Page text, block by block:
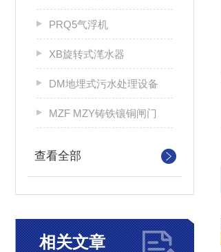
PRQ5气浮机
XB旋转式滗水器
DM地埋式污水处理设备
MZF MZY铸铁镶铜闸门
查看全部
相关文章